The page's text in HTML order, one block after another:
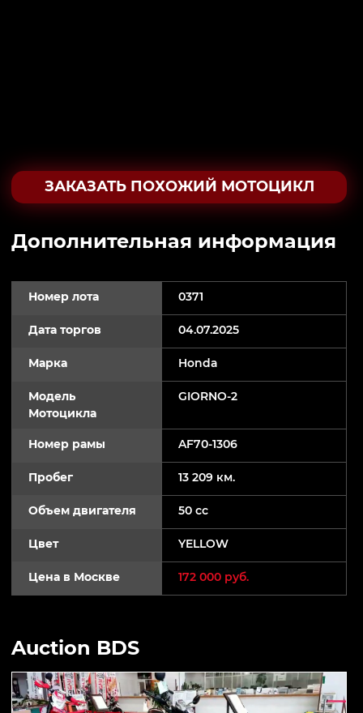
ЗАКАЗАТЬ ПОХОЖИЙ МОТОЦИКЛ
Дополнительная информация
Номер лота 0371
Дата торгов 04.07.2025
Марка Honda
Модель
Мотоцикла
GIORNO-2
Номер рамы AF70-1306
Пробег 13 209 км.
Объем двигателя 50 cc
Цвет YELLOW
Цена в Москве 172 000 руб.
Auction BDS